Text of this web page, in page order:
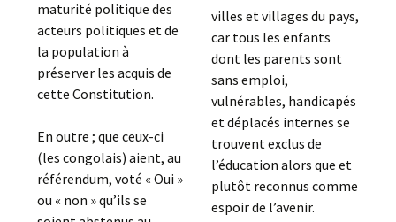
maturité politique des
acteurs politiques et de
la population à
préserver les acquis de
cette Constitution.
En outre ; que ceux-ci
(les congolais) aient, au
référendum, voté « Oui »
ou « non » qu’ils se
villes et villages du pays,
car tous les enfants
dont les parents sont
sans emploi,
vulnérables, handicapés
et déplacés internes se
trouvent exclus de
l’éducation alors que et
plutôt reconnus comme
espoir de l’avenir.